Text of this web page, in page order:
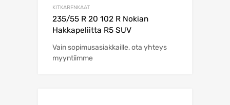
KITKARENKAAT
235/55 R 20 102 R Nokian
Hakkapeliitta R5 SUV
Vain sopimusasiakkaille, ota yhteys
myyntiimme